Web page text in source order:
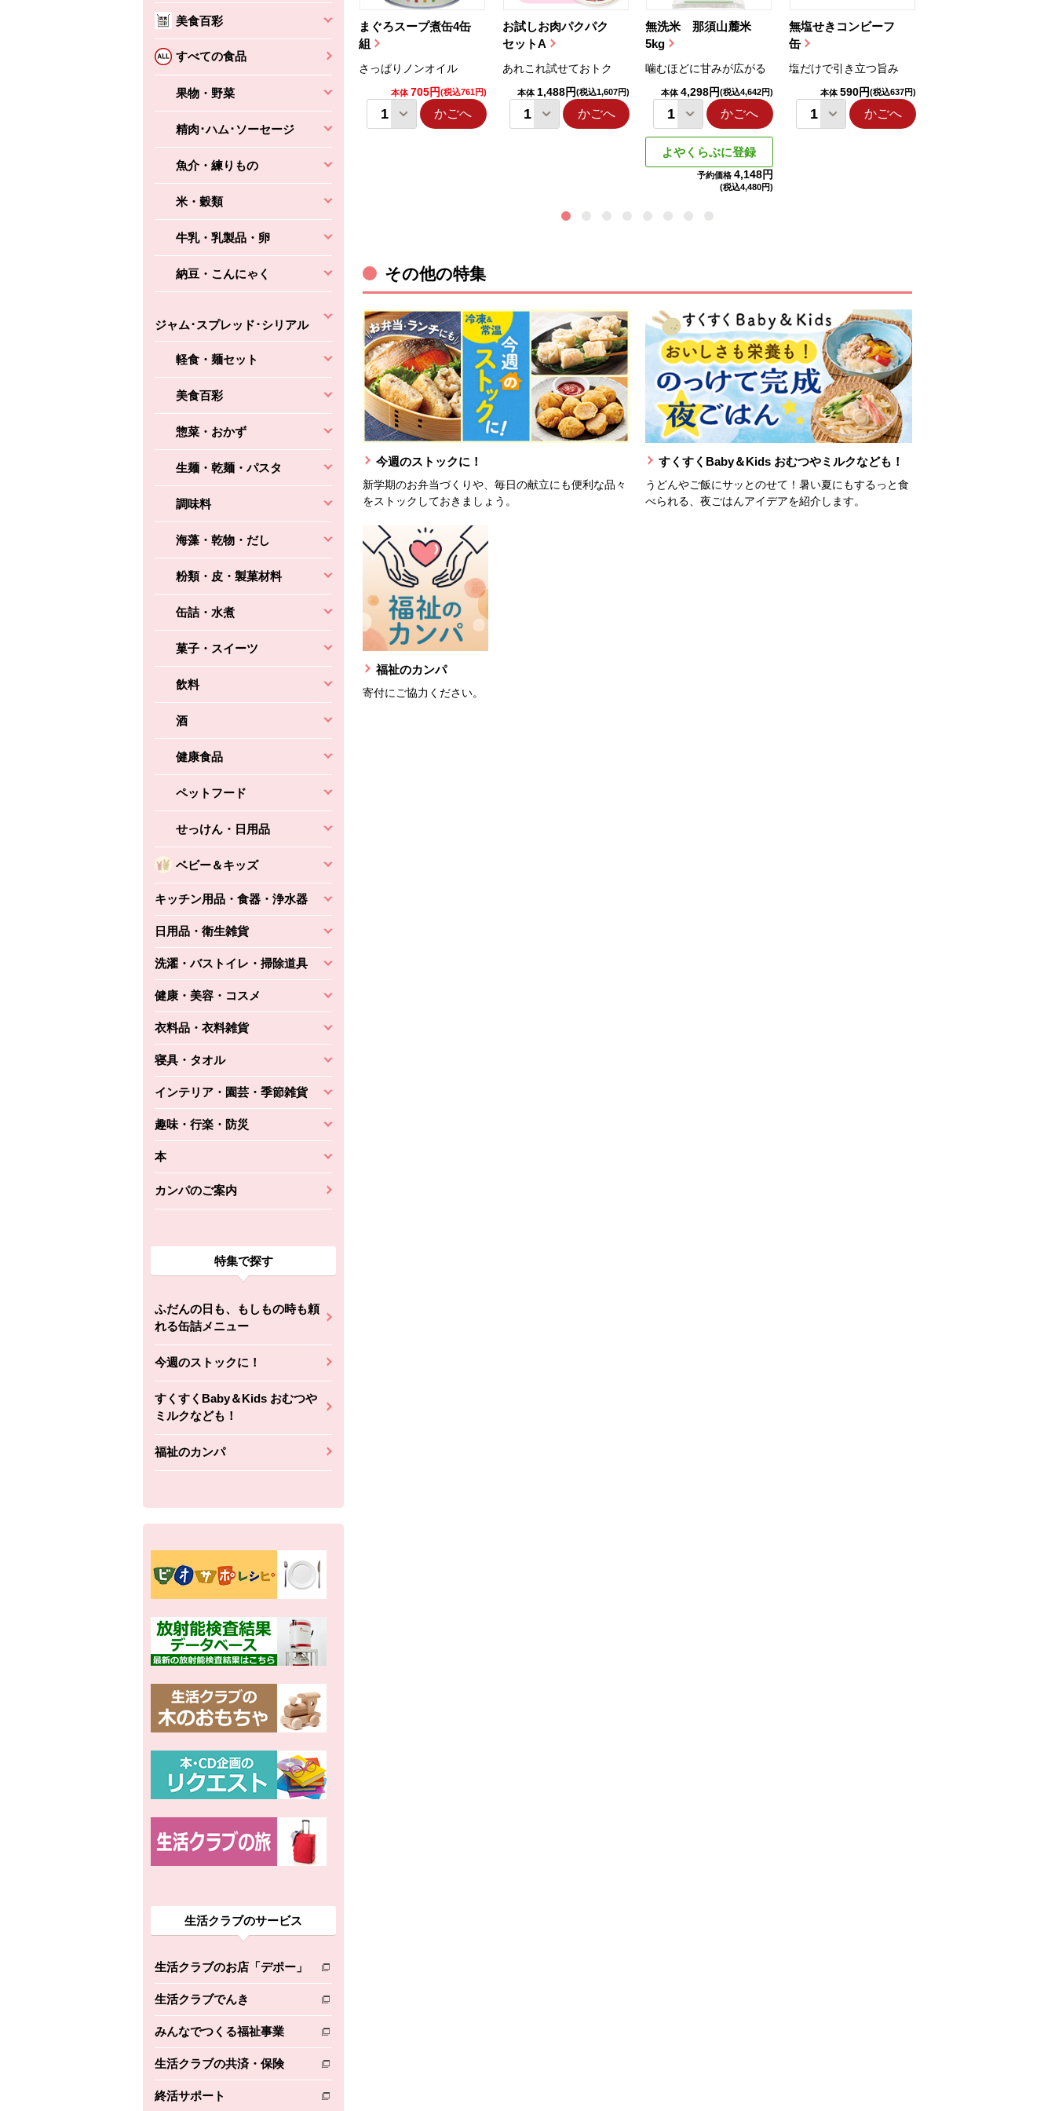
美食百彩
すべての食品
果物・野菜
精肉･ハム･ソーセージ
魚介・練りもの
米・穀類
牛乳・乳製品・卵
納豆・こんにゃく
ジャム･スプレッド･シリアル
軽食・麺セット
美食百彩
惣菜・おかず
生麺・乾麺・パスタ
調味料
海藻・乾物・だし
粉類・皮・製菓材料
缶詰・水煮
菓子・スイーツ
飲料
酒
健康食品
ペットフード
せっけん・日用品
ベビー＆キッズ
キッチン用品・食器・浄水器
日用品・衛生雑貨
洗濯・バストイレ・掃除道具
健康・美容・コスメ
衣料品・衣料雑貨
寝具・タオル
インテリア・園芸・季節雑貨
趣味・行楽・防災
本
カンパのご案内
特集で探す
ふだんの日も、もしもの時も頼
れる缶詰メニュー
今週のストックに！
すくすくBaby＆Kids おむつや
ミルクなども！
福祉のカンパ
生活クラブのサービス
生活クラブのお店「デポー」
別のウィンドウで開きます。
生活クラブでんき
別のウィンドウで開きます。
みんなでつくる福祉事業
別のウィンドウで開きます。
生活クラブの共済・保険
別のウィンドウで開きます。
終活サポート
別のウィンドウで開きます。
まぐろスープ煮缶4缶
組
さっぱりノンオイル
本体 705円(税込761円)
かごへ
お試しお肉パクパク
セットA
あれこれ試せておトク
本体 1,488円(税込1,607円)
かごへ
無洗米 那須山麓米
5kg
噛むほどに甘みが広がる
本体 4,298円(税込4,642円)
かごへ
よやくらぶに登録
予約価格 4,148円
(税込4,480円)
無塩せきコンビーフ
缶
塩だけで引き立つ旨み
本体 590円(税込637円)
かごへ
ちょこっと揚げ（香
えびの風味がぶわっ！
(税込356円)
かごへ
バルサミコ
コク深くフルーティー
本体2,160円(税込2,333円)
かごへ
その他の特集
今週のストックに！
新学期のお弁当づくりや、毎日の献立にも便利な品々
をストックしておきましょう。
すくすくBaby＆Kids おむつやミルクなども！
うどんやご飯にサッとのせて！暑い夏にもするっと食
べられる、夜ごはんアイデアを紹介します。
福祉のカンパ
寄付にご協力ください。